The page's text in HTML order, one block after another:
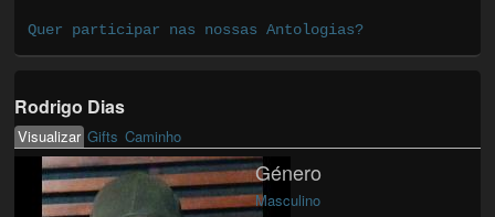
Quer participar nas nossas Antologias?
Rodrigo Dias
Primary tabs
Visualizar(active tab)
Gifts Caminho
Género
Masculino